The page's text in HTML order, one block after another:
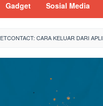
Gadget Sosial Media
CARA KELUAR DARI